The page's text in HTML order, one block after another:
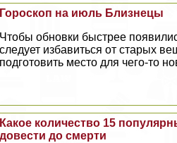
Гороскоп на июль Близнецы
Чтобы обновки быстрее
следует избавиться от старых
подготовить место для чего-то
Какое количество 15
довести до cмepти